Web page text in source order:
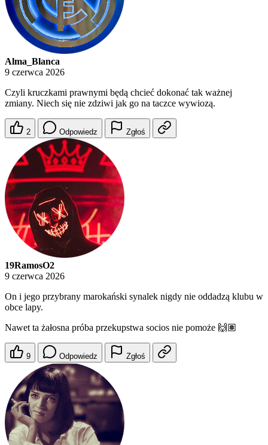
Alma_Blanca
9 czerwca 2026
Czyli kruczkami prawnymi będą chcieć dokonać tak ważnej
zmiany. Niech się nie zdziwi jak go na taczce wywiozą.
2 Odpowiedz Zgłoś
19RamosO2
9 czerwca 2026
On i jego przybrany marokański synalek nigdy nie oddadzą klubu w
obce lapy.
Nawet ta żałosna próba przekupstwa socios nie pomoże 🙌🏽
9 Odpowiedz Zgłoś